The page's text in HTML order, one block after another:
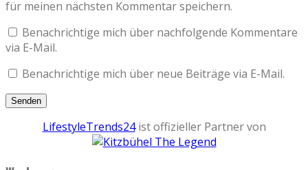
für meinen nächsten Kommentar speichern.
Benachrichtige mich über nachfolgende Kommentare
via E-Mail.
Benachrichtige mich über neue Beiträge via E-Mail.
LifestyleTrends24ist offizieller Partner von